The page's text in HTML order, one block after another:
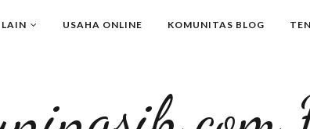
USAHA ONLINE KOMUNITAS BLOG